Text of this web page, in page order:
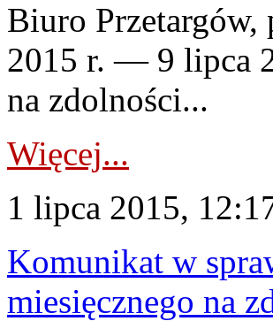
Biuro Przetargów,
2015 r. — 9 lipca
na zdolności...
Więcej...
1 lipca 2015,
Komunikat w
miesięcznego na